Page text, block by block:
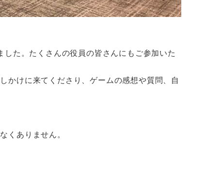
た。たくさんの役員の皆さんにもご参加いた
かけに来てくださり、ゲームの感想や質問、自
くありません。